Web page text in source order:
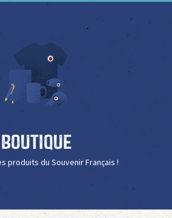
Boutique
produits du Souvenir Français !